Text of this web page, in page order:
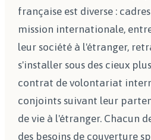
française est diverse :
mission internationale,
leur société à l'étranger,
s'installer sous des cieux
contrat de volontariat
conjoints suivant leur
de vie à l'étranger. Chacun
des besoins de couverture